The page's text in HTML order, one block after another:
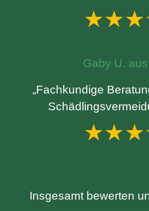
Gaby U.
„Fachkundige
Insgesamt bewerten